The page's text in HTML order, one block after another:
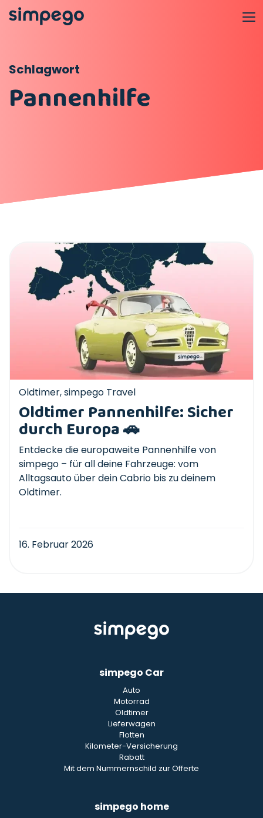
Schlagwort
Pannenhilfe
Oldtimer,simpego Travel
Oldtimer Pannenhilfe: Sicher
durch Europa 🚗
Entdecke die europaweite Pannenhilfe von
simpego – für all deine Fahrzeuge: vom
Alltagsauto über dein Cabrio bis zu deinem
Oldtimer.
16. Februar 2026
simpego Car
Auto
Motorrad
Oldtimer
Lieferwagen
Flotten
Kilometer-Versicherung
Rabatt
Mit dem Nummernschild zur Offerte
simpego home